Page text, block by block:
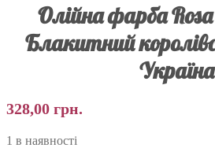
Олійна фарба
Блакитний
Україна
328,00 грн.
1 в наявності